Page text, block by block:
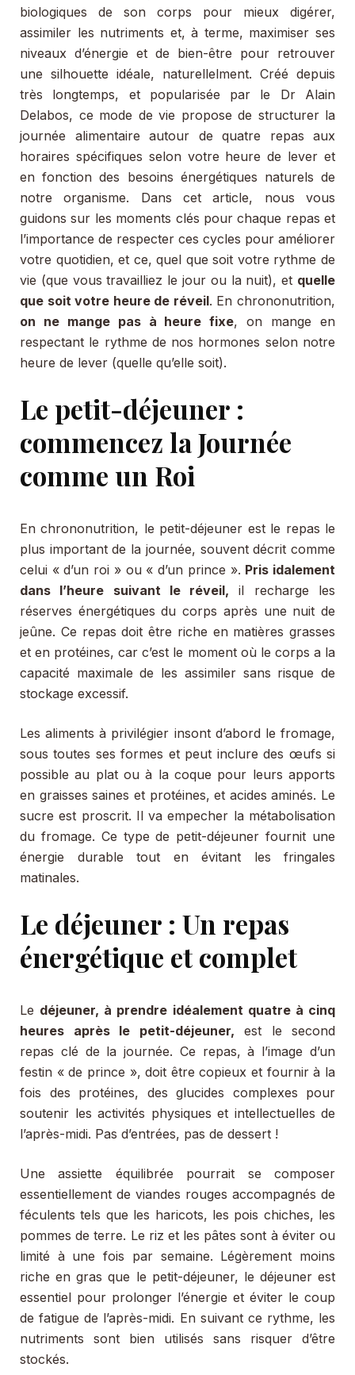
biologiques de son corps pour mieux digérer,
assimiler les nutriments et, à terme, maximiser ses
niveaux d’énergie et de bien-être pour retrouver
une silhouette idéale, naturellelment. Créé depuis
très longtemps, et popularisée par le Dr Alain
Delabos, ce mode de vie propose de structurer la
journée alimentaire autour de quatre repas aux
horaires spécifiques selon votre heure de lever et
en fonction des besoins énergétiques naturels de
notre organisme. Dans cet article, nous vous
guidons sur les moments clés pour chaque repas et
l’importance de respecter ces cycles pour améliorer
votre quotidien, et ce, quel que soit votre rythme de
vie (que vous travailliez le jour ou la nuit), et quelle
que soit votre heure de réveil. En chrononutrition,
on ne mange pas à heure fixe, on mange en
respectant le rythme de nos hormones selon notre
heure de lever (quelle qu’elle soit).
Le petit-déjeuner :
commencez la Journée
comme un Roi
En chrononutrition, le petit-déjeuner est le repas le
plus important de la journée, souvent décrit comme
celui « d’un roi » ou « d’un prince ». Pris idalement
dans l’heure suivant le réveil, il recharge les
réserves énergétiques du corps après une nuit de
jeûne. Ce repas doit être riche en matières grasses
et en protéines, car c’est le moment où le corps a la
capacité maximale de les assimiler sans risque de
stockage excessif.
Les aliments à privilégier insont d’abord le fromage,
sous toutes ses formes et peut inclure des œufs si
possible au plat ou à la coque pour leurs apports
en graisses saines et protéines, et acides aminés. Le
sucre est proscrit. Il va empecher la métabolisation
du fromage. Ce type de petit-déjeuner fournit une
énergie durable tout en évitant les fringales
matinales.
Le déjeuner : Un repas
énergétique et complet
Le déjeuner, à prendre idéalement quatre à cinq
heures après le petit-déjeuner, est le second
repas clé de la journée. Ce repas, à l’image d’un
festin « de prince », doit être copieux et fournir à la
fois des protéines, des glucides complexes pour
soutenir les activités physiques et intellectuelles de
l’après-midi. Pas d’entrées, pas de dessert !
Une assiette équilibrée pourrait se composer
essentiellement de viandes rouges accompagnés de
féculents tels que les haricots, les pois chiches, les
pommes de terre. Le riz et les pâtes sont à éviter ou
limité à une fois par semaine. Légèrement moins
riche en gras que le petit-déjeuner, le déjeuner est
essentiel pour prolonger l’énergie et éviter le coup
de fatigue de l’après-midi. En suivant ce rythme, les
nutriments sont bien utilisés sans risquer d’être
stockés.